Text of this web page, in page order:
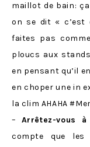
maillot de bain:
on se dit « c’est
faites pas
ploucs aux
en pensant qu’il
en choper une in
la clim AHAHA
– Arrêtez-vous à
compte que les